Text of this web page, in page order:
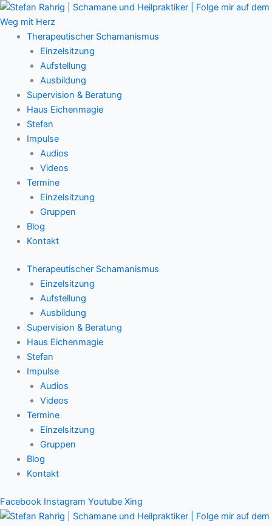
Zum
Inhalt
springenTherapeutischer Schamanismus
Einzelsitzung
Aufstellung
Ausbildung
Supervision & Beratung
Haus Eichenmagie
Stefan
Impulse
Audios
Videos
Termine
Einzelsitzung
Gruppen
Blog
Kontakt
Therapeutischer Schamanismus
Einzelsitzung
Aufstellung
Ausbildung
Supervision & Beratung
Haus Eichenmagie
Stefan
Impulse
Audios
Videos
Termine
Einzelsitzung
Gruppen
Blog
Kontakt
Facebook Instagram Youtube Xing
Main
Menu